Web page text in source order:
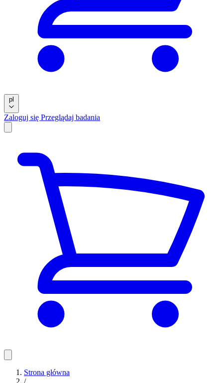
pl
Zaloguj się Przeglądaj badania
Strona główna
/